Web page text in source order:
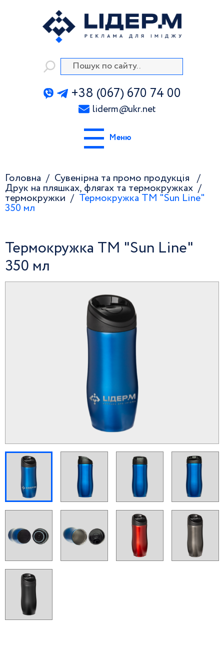
+38 (067) 670 74 00
liderm@ukr.net
Меню
Головна
Сувенірна та промо продукція
Друк на пляшках, флягах та термокружках
термокружки
Термокружка ТМ "Sun Line"
350 мл
Термокружка ТМ "Sun Line"
350 мл